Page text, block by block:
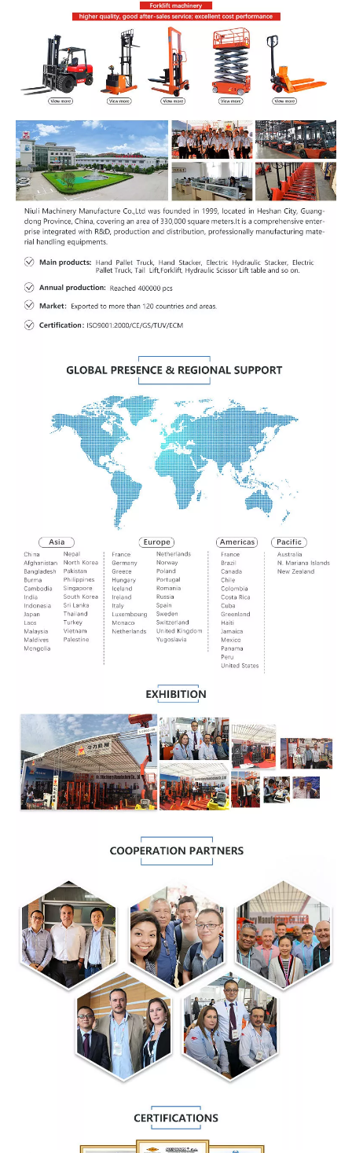
Transmisión
Voltaje/capacidad
25
Motor
Modelo CA498
Fabricante Dachai
27
nominal/r.p.m
KW/RPM 45/2450
28
Torque con
Nm/rpm
190/1700-
No. de cilindro 4 4
30
Diámetro x
carrera
mm 98x105 95.4x107
31 Desplazamiento CC 3168 3059
32
Capacidad del
tanque de
L 90 90
33TransmisiónTipo Maquánico/
34
Presión de operación para